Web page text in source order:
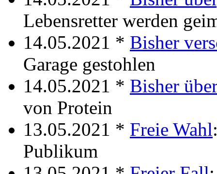
Lebensretter werden
14.05.2021 * Bisher
Garage gestohlen
14.05.2021 * Bisher
von Protein
13.05.2021 * Freie Wahl
Publikum